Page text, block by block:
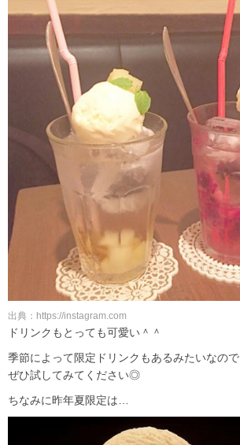
出典：https://instagram.com
ドリンクもとっても可愛い＾＾
季節によって限定ドリンクもあるみたいなので
ぜひ試してみてください◎
ちなみに昨年夏限定は…